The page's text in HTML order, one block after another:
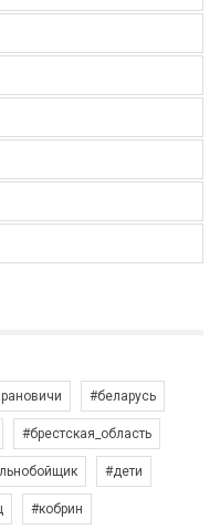
#беларусь
#брестская_область
#дети
#кобрин